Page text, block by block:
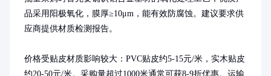
品采用阳极氧化，膜厚≥10μm，能有效防腐蚀。建议要求供
应商提供材质检测报告。
价格受贴皮材质影响较大：PVC贴皮约5-15元/米，实木贴皮
约20-50元/米。采购量超过1000米通常可获8-9折优惠。运输